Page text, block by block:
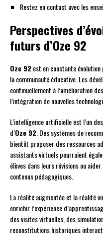
Restez en contact avec les
Perspectives
futurs d’Oze 92
Oze 92est en constante
la communauté éducative. Les
continuellement à l’amélioration
l’intégration de nouvelles
L’intelligence artificielle est l’un
d’Oze 92. Des systèmes de
bientôt proposer des ressources
assistants virtuels pourraient
élèves dans leurs révisions ou
contenus pédagogiques.
La réalité augmentée et la réalité
enrichir l’expérience
des visites virtuelles, des
reconstitutions historiques